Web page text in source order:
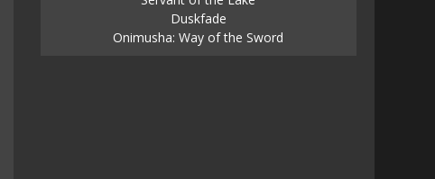
Duskfade
Onimusha: Way of the Sword